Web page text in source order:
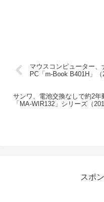
マウスコンピューター
PC「m-Book B401H」（
サンワ、電池交換なしで約2
「MA-WIR132」シリーズ（
スポ